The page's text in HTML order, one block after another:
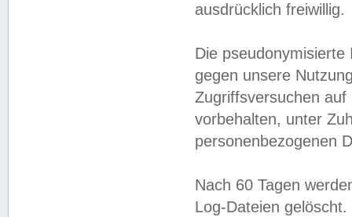
ausdrücklich freiwillig.
Die
gegen unsere
Zugriffsversuchen
vorbehalten, unter
personenbezogenen
Nach 60 Tagen
Log-Dateien